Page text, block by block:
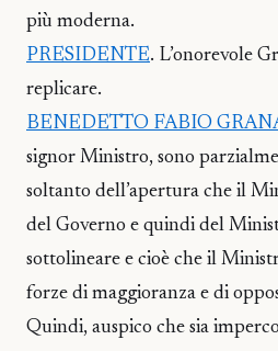
più moderna.
PRESIDENTE. L’onorevole
replicare.
BENEDETTO FABIO
signor Ministro, sono
soltanto dell’apertura che il
del Governo e quindi del
sottolineare e cioè che il
forze di maggioranza e di
Quindi, auspico che sia